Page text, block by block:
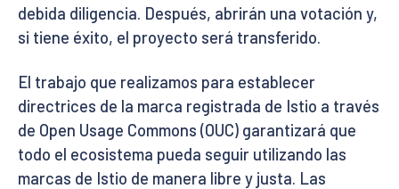
debida diligencia. Después, abrirán una votación y,
si tiene éxito, el proyecto será transferido.
El trabajo que realizamos para establecer
directrices de la marca registrada de Istio a través
de Open Usage Commons (OUC) garantizará que
todo el ecosistema pueda seguir utilizando las
marcas de Istio de manera libre y justa. Las